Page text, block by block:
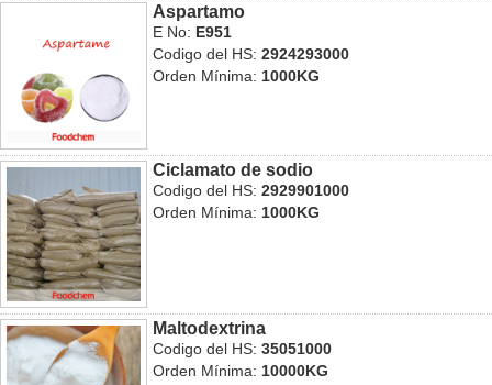
Aspartamo
E No: E951
Codigo del HS:2924293000
Orden Mínima: 1000KG
Ciclamato de sodio
Codigo del HS:2929901000
Orden Mínima: 1000KG
Maltodextrina
Codigo del HS:35051000
Orden Mínima:10000KG